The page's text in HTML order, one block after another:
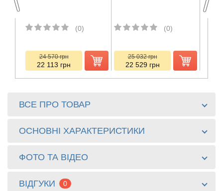
(0)
24 570грн
22 113 грн
(0)
25 032грн
22 529 грн
ВСЕ ПРО ТОВАР
ОСНОВНІ ХАРАКТЕРИСТИКИ
ФОТО ТА ВІДЕО
ВІДГУКИ 0